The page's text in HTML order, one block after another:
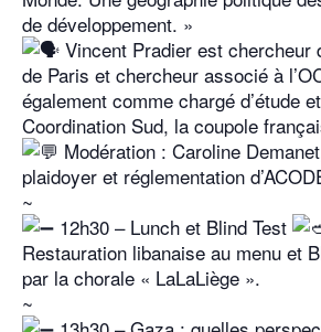
de développement. »
Vincent Pradier est chercheur
de Paris et chercheur associé à
également comme chargé d’étude
Coordination Sud, la coupole
Modération : Caroline
plaidoyer et réglementation
~
12h30 – Lunch et Blind Test
Restauration libanaise au menu et
par la chorale « LaLaLiège ».
~